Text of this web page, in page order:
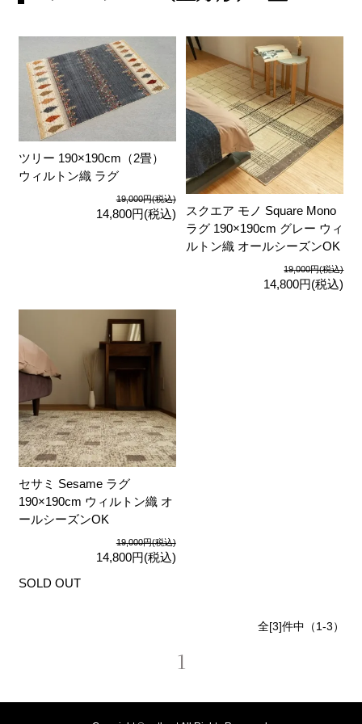
ツリー 190×190cm（2畳）
ウィルトン織 ラグ
19,000円(税込)
14,800円(税込)
スクエア モノ Square Mono
ラグ 190×190cm グレー ウィ
ルトン織 オールシーズンOK
19,000円(税込)
14,800円(税込)
セサミ Sesame ラグ
190×190cm ウィルトン織 オ
ールシーズンOK
19,000円(税込)
14,800円(税込)
SOLD OUT
全[3]件中（1-3）
1